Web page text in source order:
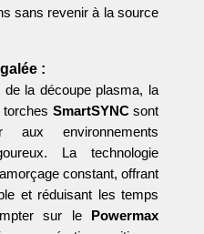
sans revenir à la source
:
la découpe plasma, la
torches SmartSYNCsont
aux environnements
La technologie
constant, offrant
et réduisant les temps
sur le Powermax